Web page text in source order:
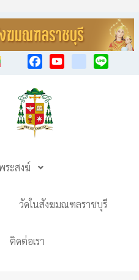
ระสงฆ์
วัดในสังฆมณฑลราชบุรี
ติดต่อเรา